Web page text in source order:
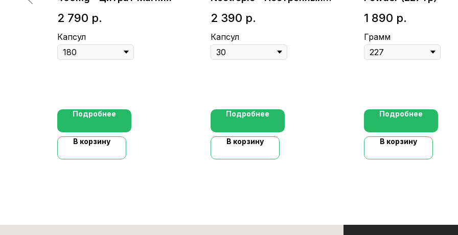
2 790 р.
Капсул
Подробнее
В корзину
2 390 р.
Капсул
Подробнее
В корзину
1 890 р.
Грамм
Подробнее
В корзину